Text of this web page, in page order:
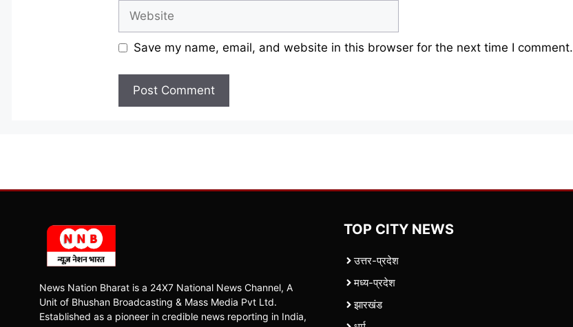
Website
Save my name, email, and website in this browser for the next time I comment.
News Nation Bharat is a 24X7 National News Channel, A
Unit of Bhushan Broadcasting & Mass Media Pvt Ltd.
Established as a pioneer in credible news reporting in India,
TOP CITY NEWS
उत्तर-प्रदेश
मध्य-प्रदेश
झारखंड